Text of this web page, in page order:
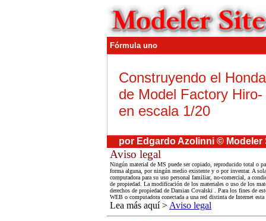
Fórmula uno
Construyendo el
de Model Factory
en escala 1/20
por Edgardo Azolinni © Modeler
Aviso legal
Ningún material de MS puede ser copiado, reproducido total o
forma alguna, por ningún medio existente y o por inventar. A
computadora para su uso personal familiar, no-comercial, a
de propiedad. La modificación de los materiales o uso de los
derechos de propiedad de Damian Covalski . Para los fines de
WEB o computadora conectada a una red distinta de Internet
Lea más aquí > Aviso legal